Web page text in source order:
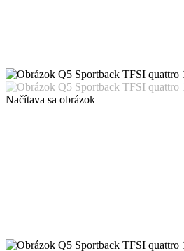
Načítava sa obrázok